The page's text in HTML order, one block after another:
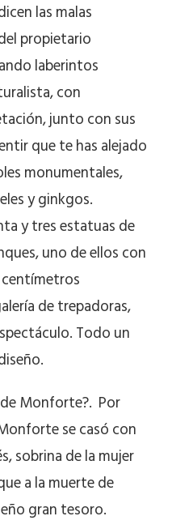
las malas
propietario
laberintos
con
junto con sus
que te has alejado
monumentales,
y ginkgos.
y tres estatuas de
uno de ellos con
de trepadoras,
Todo un
Monforte?. Por
se casó con
sobrina de la mujer
a la muerte de
gran tesoro.